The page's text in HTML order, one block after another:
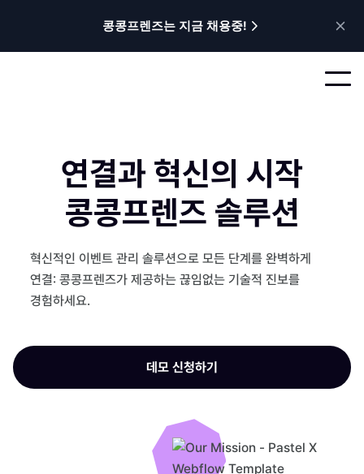
콩콩프렌즈는 지금 채용중!
연결과 혁신의 시작
콩콩프렌즈 솔루션
혁신적인 이벤트 관리 솔루션으로 모든 단계를 완벽하게
연결: 콩콩프렌즈가 제공하는 끊임없는 기술적 진보를
경험하세요.
데모 신청하기